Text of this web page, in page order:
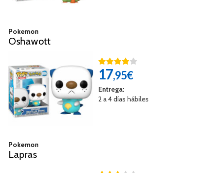
Pokemon
Oshawott
17,95€
Entrega:
2 a 4 días hábiles
Pokemon
Lapras